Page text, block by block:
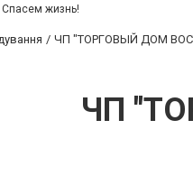
Спасем жизнь!
ЧП "ТОРГОВЫЙ ДОМ
ЧП